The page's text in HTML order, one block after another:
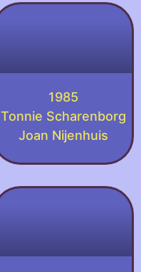
1985
Tonnie Scharenborg
Joan Nijenhuis